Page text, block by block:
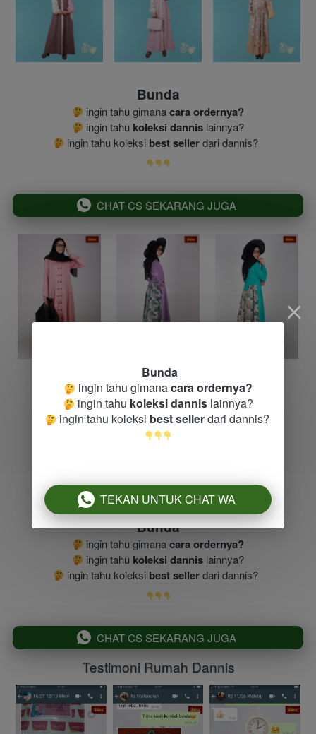
Bunda
ingin tahu gimana cara ordernya?
ingin tahu koleksi dannis lainnya?
ingin tahu koleksi best seller dari dannis?
` CHAT CS SEKARANG JUGA
Bunda
ingin tahu gimana cara ordernya?
ingin tahu koleksi dannis lainnya?
ingin tahu koleksi best seller dari dannis?
` CHAT CS SEKARANG JUGA
Testimoni Rumah Dannis
Bunda
ingin tahu gimana cara ordernya?
ingin tahu koleksi dannis lainnya?
ingin tahu koleksi best seller dari dannis?
` TEKAN UNTUK CHAT WA